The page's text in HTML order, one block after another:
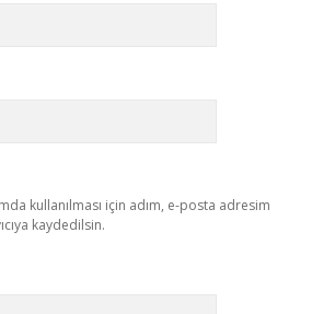
kullanılması için adım, e-posta adresim
kaydedilsin.